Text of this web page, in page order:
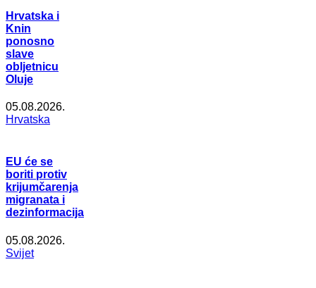
Hrvatska i
Knin
ponosno
slave
obljetnicu
Oluje
05.08.2026.
Hrvatska
EU će se
boriti protiv
krijumčarenja
migranata i
dezinformacija
05.08.2026.
Svijet